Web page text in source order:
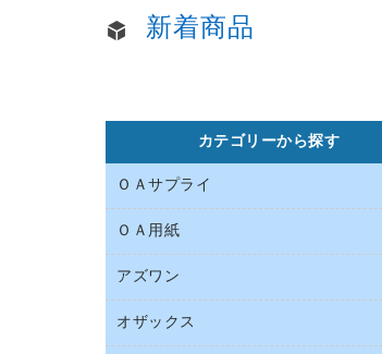
新着商品
カテゴリーから探す
ＯＡサプライ
インクカートリッジ
トナーカートリッジ
ファクシミリトナー
ＯＡ用紙
インクジェットプリンタ用紙
その他コピー用紙・プリンタ用紙
アズワン
オフィス用品
オザックス